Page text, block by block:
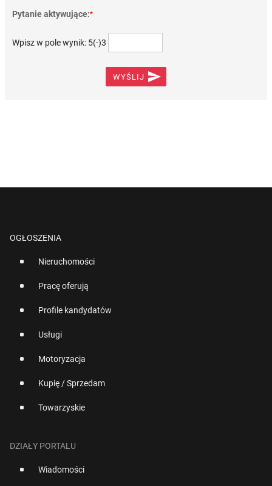
Pytanie aktywujące:*
Wpisz w pole wynik: 5(-)3
WYŚLIJ 
OGŁOSZENIA
Nieruchomości
Pracę oferują
Profile kandydatów
Usługi
Motoryzacja
Kupię / Sprzedam
Towarzyskie
DZIAŁY PORTALU
Wiadomości